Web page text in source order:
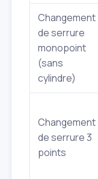
Changement
de serrure
monopoint
(sans
cylindre)
Changement
de serrure 3
points